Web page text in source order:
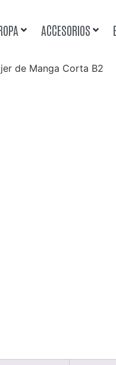
ACCESORIOS
de Manga Corta B2